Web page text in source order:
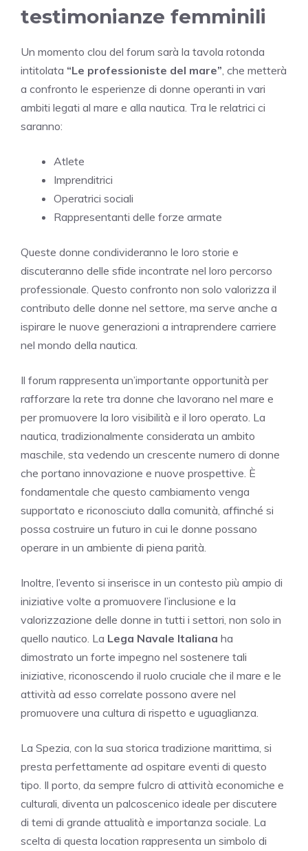
testimonianze femminili
Un momento clou del forum sarà la tavola rotonda
intitolata “Le professioniste del mare” , che metterà
a confronto le esperienze di donne operanti in vari
ambiti legati al mare e alla nautica. Tra le relatrici ci
saranno:
Atlete
Imprenditrici
Operatrici sociali
Rappresentanti delle forze armate
Queste donne condivideranno le loro storie e
discuteranno delle sfide incontrate nel loro percorso
professionale. Questo confronto non solo valorizza il
contributo delle donne nel settore, ma serve anche a
ispirare le nuove generazioni a intraprendere carriere
nel mondo della nautica.
Il forum rappresenta un’importante opportunità per
rafforzare la rete tra donne che lavorano nel mare e
per promuovere la loro visibilità e il loro operato. La
nautica, tradizionalmente considerata un ambito
maschile, sta vedendo un crescente numero di donne
che portano innovazione e nuove prospettive. È
fondamentale che questo cambiamento venga
supportato e riconosciuto dalla comunità, affinché si
possa costruire un futuro in cui le donne possano
operare in un ambiente di piena parità.
Inoltre, l’evento si inserisce in un contesto più ampio di
iniziative volte a promuovere l’inclusione e la
valorizzazione delle donne in tutti i settori, non solo in
quello nautico. La Lega Navale Italiana ha
dimostrato un forte impegno nel sostenere tali
iniziative, riconoscendo il ruolo cruciale che il mare e le
attività ad esso correlate possono avere nel
promuovere una cultura di rispetto e uguaglianza.
La Spezia, con la sua storica tradizione marittima, si
presta perfettamente ad ospitare eventi di questo
tipo. Il porto, da sempre fulcro di attività economiche e
culturali, diventa un palcoscenico ideale per discutere
di temi di grande attualità e importanza sociale. La
scelta di questa location rappresenta un simbolo di